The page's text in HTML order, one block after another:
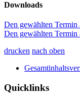
Downloads
Den gewählten
Den gewählten
drucken nach oben
Quicklinks